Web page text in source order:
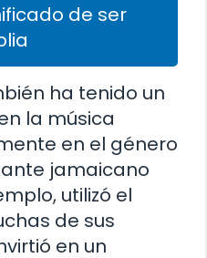
de ser
ha tenido un
la música
en el género
jamaicano
utilizó el
de sus
en un